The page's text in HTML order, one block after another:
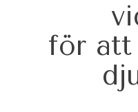
för att